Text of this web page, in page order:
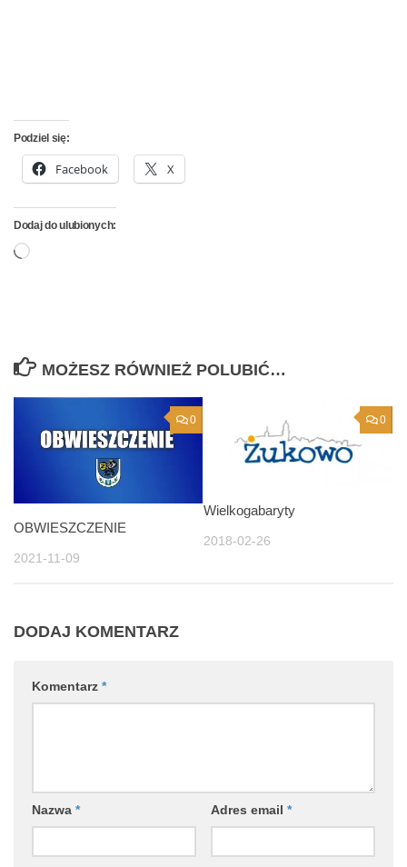
Podziel się:
Facebook X
Dodaj do ulubionych:
Wczytywanie…
MOŻESZ RÓWNIEŻ POLUBIĆ…
0
OBWIESZCZENIE
2021-11-09
0
Wielkogabaryty
2018-02-26
DODAJ KOMENTARZ
Komentarz *
Nazwa * Adres email *